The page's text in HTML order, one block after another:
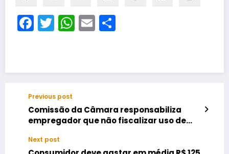
Facebook
Twitter
WhatsApp
Email
Previous post
Comissão da Câmara responsabiliza
empregador que não fiscalizar uso de
Next post